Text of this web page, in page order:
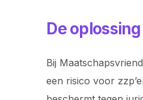
De
Bij
een risico voor